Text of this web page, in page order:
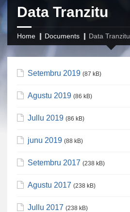
Data Tranzitu
Home Documents Data Tranzitu
Setembru 2019 (87 kB)
Agustu 2019 (86 kB)
Jullu 2019 (86 kB)
junu 2019 (88 kB)
Setembru 2017 (238 kB)
Agustu 2017 (238 kB)
Jullu 2017 (238 kB)